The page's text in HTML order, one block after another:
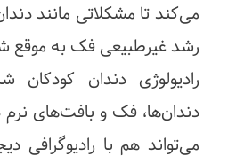
می‌کند تا مشکلاتی مانند
رشد غیرطبیعی فک به موقع
رادیولوژی دندان کودکان
دندان‌ها، فک و بافت‌های